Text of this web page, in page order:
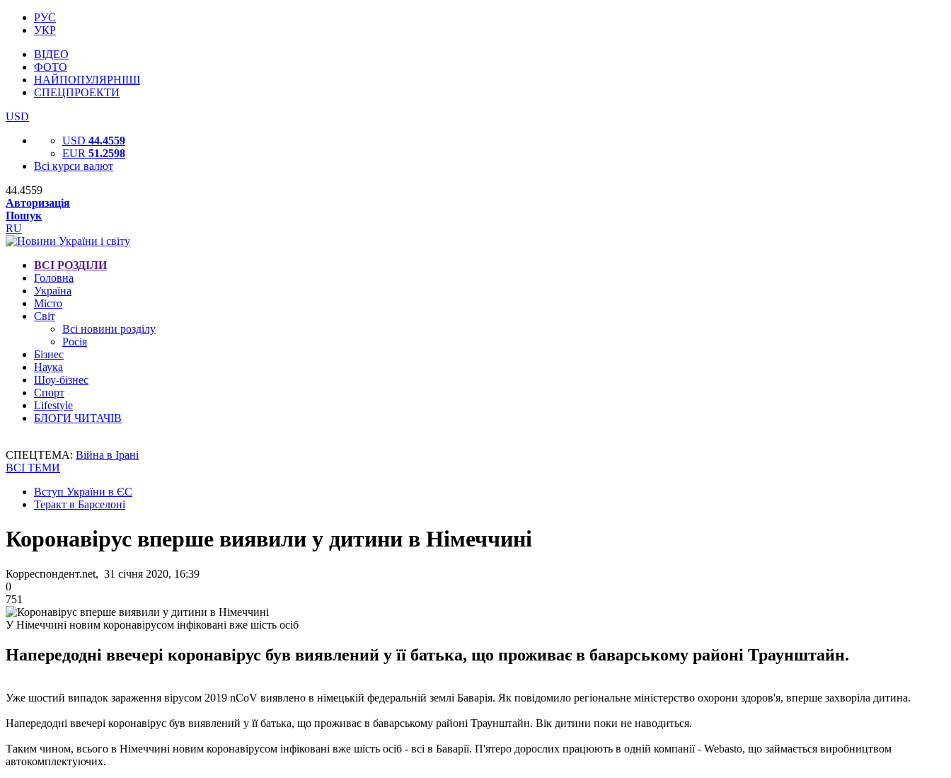
РУС
УКР
ВІДЕО
ФОТО
НАЙПОПУЛЯРНІШІ
СПЕЦПРОЕКТИ
USD
USD 44.4559
EUR 51.2598
Всі курси валют
44.4559
Авторизація
Пошук
RU
ВСІ РОЗДІЛИ
Головна
Україна
Місто
Світ
Всі новини розділу
Росія
Бізнес
Наука
Шоу-бізнес
Спорт
Lifestyle
БЛОГИ ЧИТАЧІВ
СПЕЦТЕМА: Війна в Ірані
ВСІ ТЕМИ
Вступ України в ЄС
Теракт в Барселоні
Коронавірус вперше виявили у дитини в Німеччині
Корреспондент.net, 31 січня 2020, 16:39
0
751
У Німеччині новим коронавірусом інфіковані вже шість осіб
Напередодні ввечері коронавірус був виявлений у її батька, що проживає в баварському районі Траунштайн.
Уже шостий випадок зараження вірусом 2019 nCoV виявлено в німецькій федеральній землі Баварія. Як повідомило регіональне міністерство охорони здоров'я, вперше захворіла дитина.
Напередодні ввечері коронавірус був виявлений у її батька, що проживає в баварському районі Траунштайн. Вік дитини поки не наводиться.
Таким чином, всього в Німеччині новим коронавірусом інфіковані вже шість осіб - всі в Баварії. П'ятеро дорослих працюють в одній компанії - Webasto, що займається виробництвом
автокомплектуючих.